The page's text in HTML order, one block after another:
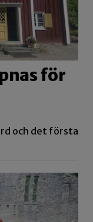
för
och det första